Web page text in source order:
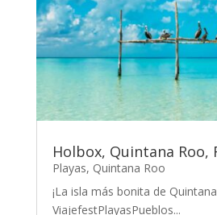
Holbox, Quintana Roo,
Playas, Quintana Roo
¡La isla más bonita de
ViajefestPlayasPueblos...